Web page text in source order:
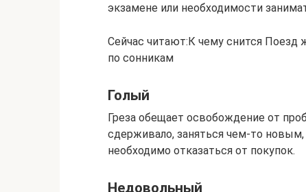
экзамене или необходимости
Сейчас читают:К чему снится
по сонникам
Голый
Греза обещает освобождение от
сдерживало, заняться чем-то
необходимо отказаться от покупок.
Недовольный